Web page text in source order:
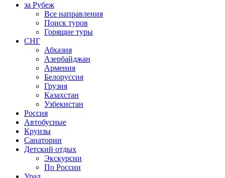
за Рубеж
Все направления
Поиск туров
Горящие туры
СНГ
Абхазия
Азербайджан
Армения
Белоруссия
Грузия
Казахстан
Узбекистан
Россия
Автобусные
Круизы
Санатории
Детский отдых
Экскурсии
По России
Урал